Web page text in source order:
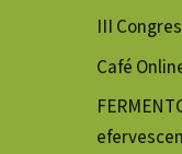
III
Café